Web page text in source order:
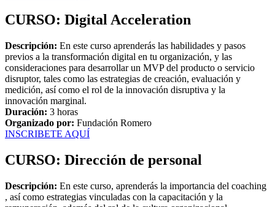
CURSO: Digital Acceleration
Descripción: En este curso aprenderás las habilidades y pasos
previos a la transformación digital en tu organización, y las
consideraciones para desarrollar un MVP del producto o servicio
disruptor, tales como las estrategias de creación, evaluación y
medición, así como el rol de la innovación disruptiva y la
innovación marginal.
Duración: 3 horas
Organizado por: Fundación Romero
INSCRIBETE AQUÍ
CURSO: Dirección de personal
Descripción: En este curso, aprenderás la importancia del coaching
, así como estrategias vinculadas con la capacitación y la